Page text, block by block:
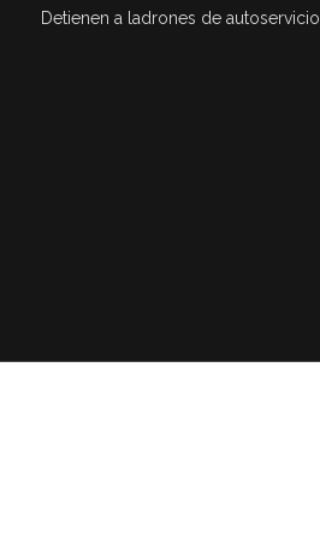
Detienen a ladrones de autoservicio